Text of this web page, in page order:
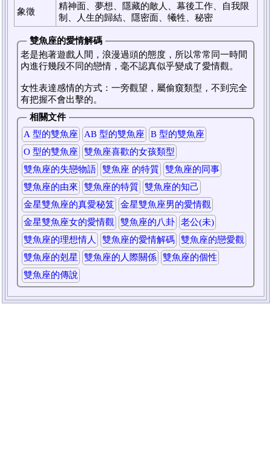
象徵
精神面、夢想、隱藏的敵人、幕後工作、自我限
制、人生的歸結、隱密面、犧牲、秘密
雙魚座的愛情解碼
老是抱著遊戲人間，浪漫過頭的態度，所以常常同一時間
內進行幾段不同的戀情，毫不認真似乎變成了愛情觀。
女性表達感情的方式：一旁觀望，屬偷窺類型，不到完全
有把握不會出擊的。
相關文件
A 型的雙魚座
AB 型的雙魚座
B 型的雙魚座
O 型的雙魚座
雙魚座喜歡的女孩類型
雙魚座的失戀物語
雙魚座 的特質
雙魚座的同事
雙魚座的由來
雙魚座的特質
雙魚座的知己
金星雙魚座的真愛秘笈
金星雙魚座男的愛情觀
金星雙魚座女的愛情觀
雙魚座的八卦
老公(未)
雙魚座的理想情人
雙魚座的愛情解碼
雙魚座的戀愛觀
雙魚座的剋星
雙魚座的人際關係
雙魚座的個性
雙魚座的傳說